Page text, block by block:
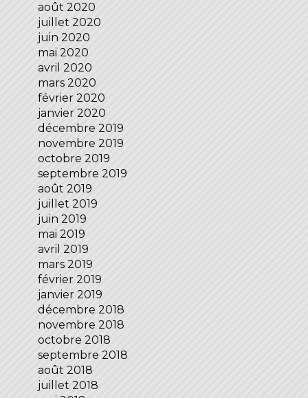
août 2020
juillet 2020
juin 2020
mai 2020
avril 2020
mars 2020
février 2020
janvier 2020
décembre 2019
novembre 2019
octobre 2019
septembre 2019
août 2019
juillet 2019
juin 2019
mai 2019
avril 2019
mars 2019
février 2019
janvier 2019
décembre 2018
novembre 2018
octobre 2018
septembre 2018
août 2018
juillet 2018